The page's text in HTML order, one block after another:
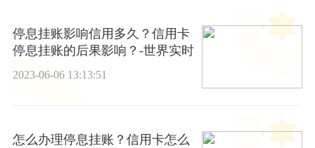
停息挂账影响信用多久？信用卡
停息挂账的后果影响？-世界实时
2023-06-06 13:13:51
怎么办理停息挂账？信用卡怎么